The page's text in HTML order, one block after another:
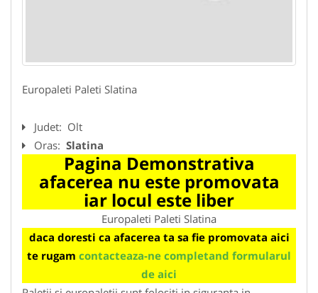
Europaleti Paleti Slatina
Judet: Olt
Oras: Slatina
Pagina Demonstrativa
afacerea nu este promovata
iar locul este liber
Europaleti Paleti Slatina
daca doresti ca afacerea ta sa fie promovata aici
te rugam contacteaza-ne completand formularul
de aici